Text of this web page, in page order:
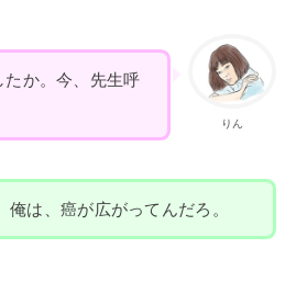
りん
か。今、先生呼
俺は、癌が広がってんだろ。